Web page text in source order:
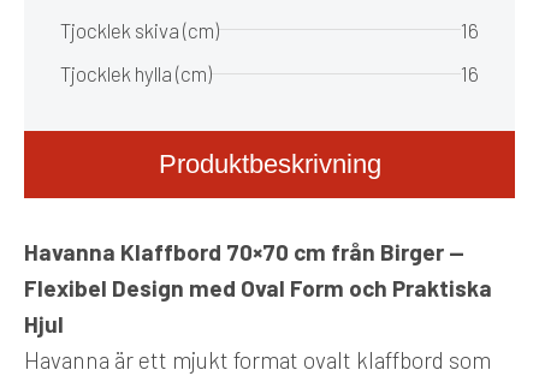
Produktbeskrivning
Havanna Klaffbord 70×70 cm från Birger —
Flexibel Design med Oval Form och Praktiska
Hjul
Havanna är ett mjukt format ovalt klaffbord som
Tjocklek skiva (cm)
16
Tjocklek hylla (cm)
16